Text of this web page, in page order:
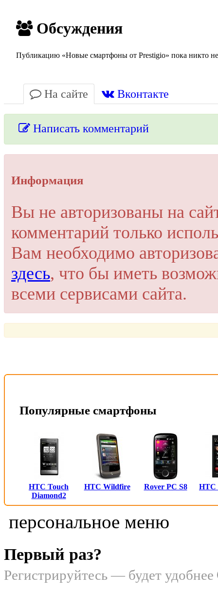
Обсуждения
Публикацию «Новые смартфоны от Prestigio» пока никто
На сайте Вконтакте
Написать комментарий
Пройти регистрацию
Или войти через соц. сети
Это очень просто и безопасно!
Информация
Вы не авторизованы на
комментарий только
Вам необходимо
здесь, что бы иметь
всеми сервисами сайта.
Популярные смартфоны
HTC Touch
Diamond2
HTC Wildfire Rover PC S8 HTC
персональное меню
Первый раз?
Регистрируйтесь — будет удобнее